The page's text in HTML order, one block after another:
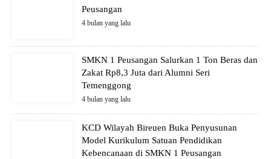
Peusangan
4 bulan yang lalu
SMKN 1 Peusangan Salurkan 1 Ton Beras dan
Zakat Rp8,3 Juta dari Alumni Seri
Temenggong
4 bulan yang lalu
KCD Wilayah Bireuen Buka Penyusunan
Model Kurikulum Satuan Pendidikan
Kebencanaan di SMKN 1 Peusangan